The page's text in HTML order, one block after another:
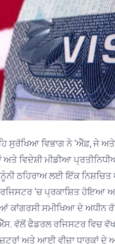
ਸੁਰੱਖਿਆ ਵਿਭਾਗ ਨੇ ‘ਐੱਫ਼, ਜੇ
ਵਿਦੇਸ਼ੀ ਮੀਡੀਆ
ਠਹਿਰਾਅ ਲਈ ਇੱਕ
‘ਚ ਪ੍ਰਕਾਸ਼ਿਤ ਹੋਇਆ
ਕਾਂਗਰਸੀ ਸਮੀਖਿਆ ਦੇ
ਵੱਲੋਂ ਫੈਡਰਲ ਰਜਿਸਟਰ ਵਿਚ
ਅਤੇ ਆਈ ਵੀਜ਼ਾ ਧਾਰਕਾਂ ਦੇ